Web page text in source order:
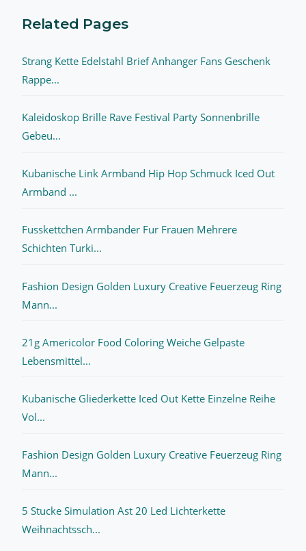
Related Pages
Strang Kette Edelstahl Brief Anhanger Fans Geschenk
Rappe...
Kaleidoskop Brille Rave Festival Party Sonnenbrille
Gebeu...
Kubanische Link Armband Hip Hop Schmuck Iced Out
Armband ...
Fusskettchen Armbander Fur Frauen Mehrere
Schichten Turki...
Fashion Design Golden Luxury Creative Feuerzeug Ring
Mann...
21g Americolor Food Coloring Weiche Gelpaste
Lebensmittel...
Kubanische Gliederkette Iced Out Kette Einzelne Reihe
Vol...
Fashion Design Golden Luxury Creative Feuerzeug Ring
Mann...
5 Stucke Simulation Ast 20 Led Lichterkette
Weihnachtssch...